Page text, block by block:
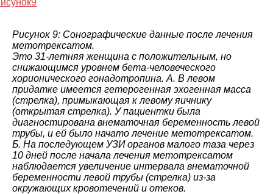
Рисунок 9: Сонографические данные после лечения
метотрексатом.
Это 31-летняя женщина с положительным, но
снижающимся уровнем бета-человеческого
хорионического гонадотропина. A. В левом
придатке имеется гетерогенная эхогенная масса
(стрелка), примыкающая к левому яичнику
(открытая стрелка). У пациентки была
диагностирована внематочная беременность левой
трубы, и ей было начато лечение метотрексатом.
Б. На последующем УЗИ органов малого таза через
10 дней после начала лечения метотрексатом
наблюдается увеличение интервала внематочной
беременности левой трубы (стрелка) из-за
окружающих кровотечений и отеков.